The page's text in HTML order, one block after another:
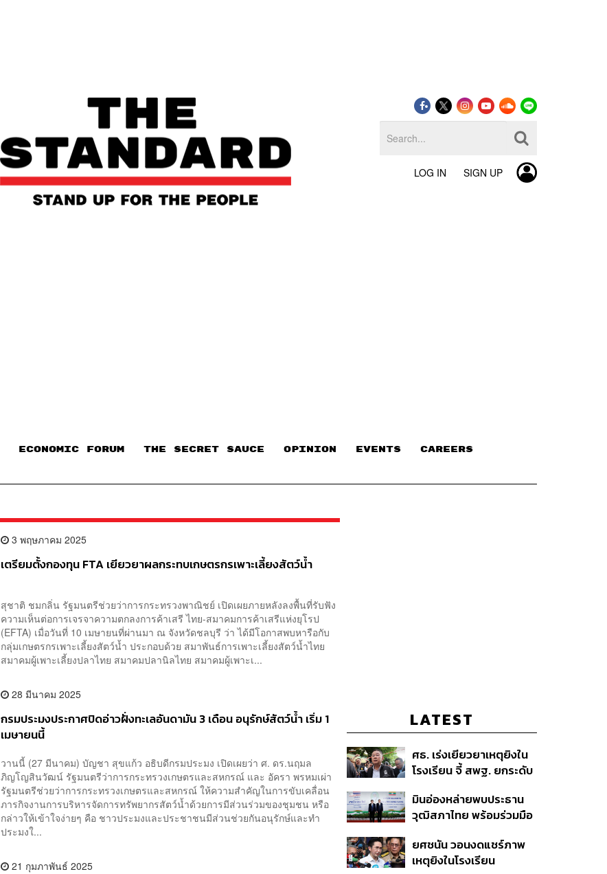
LOG IN SIGN UP
ECONOMIC FORUM THE SECRET SAUCE​ OPINION EVENTS CAREERS
3 พฤษภาคม 2025
เตรียมตั้งกองทุน FTA เยียวยาผลกระทบเกษตรกรเพาะเลี้ยงสัตว์น้ำ
สุชาติ ชมกลิ่น รัฐมนตรีช่วยว่าการกระทรวงพาณิชย์ เปิดเผยภายหลังลงพื้นที่รับฟัง
ความเห็นต่อการเจรจาความตกลงการค้าเสรี ไทย-สมาคมการค้าเสรีแห่งยุโรป
(EFTA) เมื่อวันที่ 10 เมษายนที่ผ่านมา ณ จังหวัดชลบุรี ว่า ได้มีโอกาสพบหารือกับ
กลุ่มเกษตรกรเพาะเลี้ยงสัตว์น้ำ ประกอบด้วย สมาพันธ์การเพาะเลี้ยงสัตว์น้ำไทย
สมาคมผู้เพาะเลี้ยงปลาไทย สมาคมปลานิลไทย สมาคมผู้เพาะเ...
28 มีนาคม 2025
กรมประมงประกาศปิดอ่าวฝั่งทะเลอันดามัน 3 เดือน​ อนุรักษ์สัตว์น้ำ เริ่ม 1
เมษายนนี้
วานนี้ (27 มีนาคม) บัญชา สุขแก้ว อธิบดีกรมประมง เปิดเผยว่า ศ. ดร.นฤมล
ภิญโญสินวัฒน์ รัฐมนตรีว่าการกระทรวงเกษตรและสหกรณ์ และ อัครา พรหมเผ่า
รัฐมนตรีช่วยว่าการกระทรวงเกษตรและสหกรณ์ ให้ความสำคัญในการขับเคลื่อน
ภารกิจงานการบริหารจัดการทรัพยากรสัตว์น้ำด้วยการมีส่วนร่วมของชุมชน หรือ
กล่าวให้เข้าใจง่ายๆ คือ ชาวประมงและประชาชนมีส่วนช่วยกันอนุรักษ์และทำ
ประมงใ...
21 กุมภาพันธ์ 2025
LATEST
ศธ. เร่งเยียวยาเหตุยิงใน
โรงเรียน จี้ สพฐ. ยกระดับ
ผบ.ตร. สั่งเช็กประวัติผู้ก่อ
เหตุ หลังพบยิงจุดตาย
มินอ่องหล่ายพบประธาน
วุฒิสภาไทย พร้อมร่วมมือ
ข้ามแดน-สารพิษในแม่น้ำ
ยศชนัน วอนงดแชร์ภาพ
เหตุยิงในโรงเรียน